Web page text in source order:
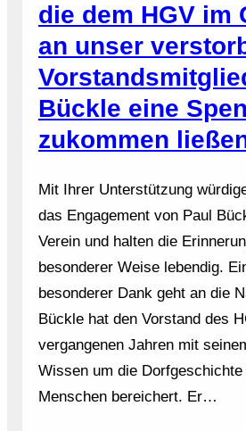
die dem HGV im
an unser
Bückle eine
zukommen
Mit Ihrer Unterstützung
das Engagement von Paul
Verein und halten die
besonderer Weise lebendig.
besonderer Dank geht an die
Bückle hat den Vorstand des
vergangenen Jahren mit
Wissen um die Dorfgeschichte
Menschen bereichert. Er…